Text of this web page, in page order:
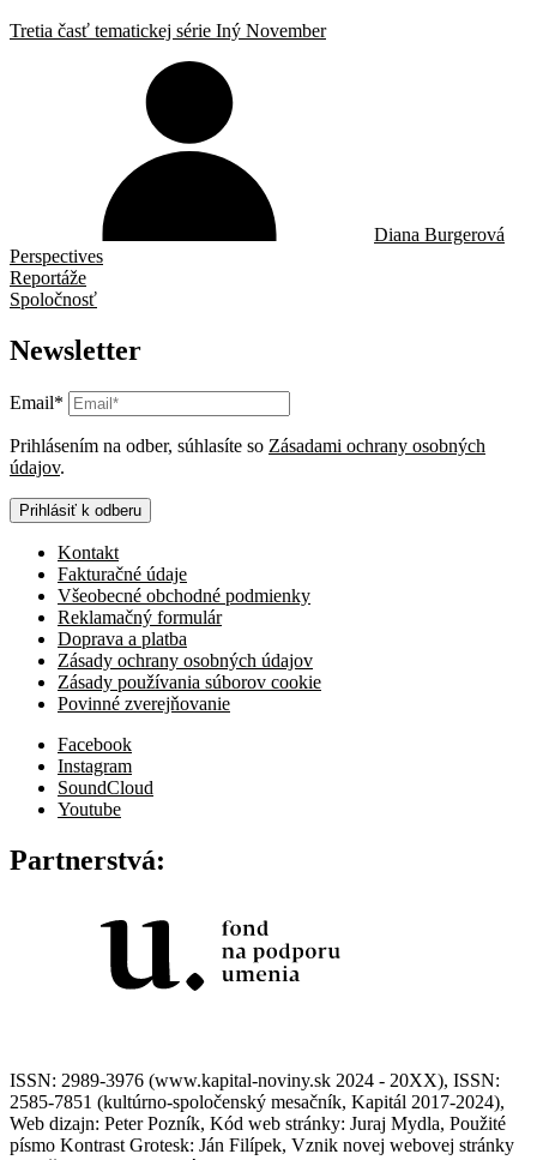
Tretia časť tematickej série Iný November
Diana Burgerová
Perspectives
Reportáže
Spoločnosť
Newsletter
Email*
Prihlásením na odber, súhlasíte so Zásadami ochrany osobných
údajov.
Prihlásiť k odberu
Kontakt
Fakturačné údaje
Všeobecné obchodné podmienky
Reklamačný formulár
Doprava a platba
Zásady ochrany osobných údajov
Zásady používania súborov cookie
Povinné zverejňovanie
Facebook
Instagram
SoundCloud
Youtube
Partnerstvá:
ISSN: 2989-3976 (www.kapital-noviny.sk 2024 - 20XX), ISSN:
2585-7851 (kultúrno-spoločenský mesačník, Kapitál 2017-2024),
Web dizajn: Peter Pozník, Kód web stránky: Juraj Mydla, Použité
písmo Kontrast Grotesk: Ján Filípek, Vznik novej webovej stránky